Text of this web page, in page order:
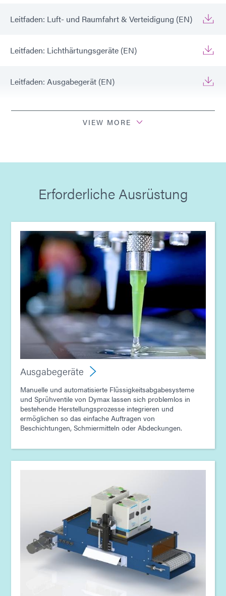
Leitfaden: Luft- und Raumfahrt & Verteidigung (EN)
Leitfaden: Lichthärtungsgeräte (EN)
Leitfaden: Ausgabegerät (EN)
Leitfaden: Luft- und Raumfahrt & Verteidigung
(Asien|EN)
Leitfaden: Lichthärtungsgeräte (Asien|EN)
Leitfaden: Ausgabegerät (Asien|EN)
VIEW MORE
Erforderliche Ausrüstung
Ausgabegeräte
Manuelle und automatisierte Flüssigkeitsabgabesysteme
und Sprühventile von Dymax lassen sich problemlos in
bestehende Herstellungsprozesse integrieren und
ermöglichen so das einfache Auftragen von
Beschichtungen, Schmiermitteln oder Abdeckungen.